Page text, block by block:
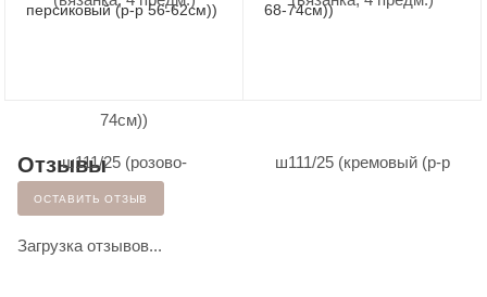
персиковый (р-р 56-62см))
68-74см))
Отзывы
ОСТАВИТЬ ОТЗЫВ
Загрузка отзывов...